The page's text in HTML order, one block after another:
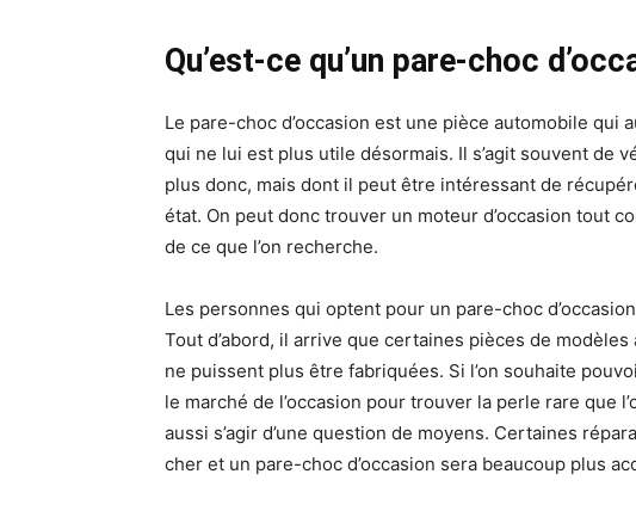
Qu’est-ce qu’un pare-choc
Le pare-choc d’occasion est une pièce automobile qui
qui ne lui est plus utile désormais. Il s’agit souvent de
plus donc, mais dont il peut être intéressant de
état. On peut donc trouver un moteur d’occasion tout
de ce que l’on recherche.
Les personnes qui optent pour un pare-choc
Tout d’abord, il arrive que certaines pièces de
ne puissent plus être fabriquées. Si l’on souhaite
le marché de l’occasion pour trouver la perle rare que
aussi s’agir d’une question de moyens. Certaines
cher et un pare-choc d’occasion sera beaucoup plus